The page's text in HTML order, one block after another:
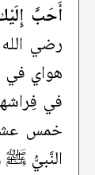
أَحَبَّ
رضي
هواي في
في
خمس
النَّبيُّ ﷺ